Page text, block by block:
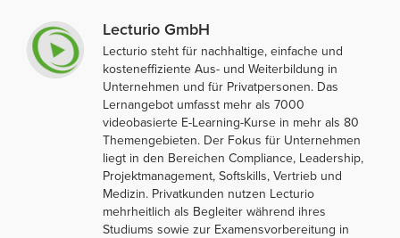
Lecturio GmbH
Lecturio steht für nachhaltige, einfache und
kosteneffiziente Aus- und Weiterbildung in
Unternehmen und für Privatpersonen. Das
Lernangebot umfasst mehr als 7000
videobasierte E-Learning-Kurse in mehr als 80
Themengebieten. Der Fokus für Unternehmen
liegt in den Bereichen Compliance, Leadership,
Projektmanagement, Softskills, Vertrieb und
Medizin. Privatkunden nutzen Lecturio
mehrheitlich als Begleiter während ihres
Studiums sowie zur Examensvorbereitung in